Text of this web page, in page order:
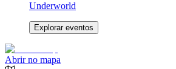
Underworld
Explorar eventos
Abrir no mapa